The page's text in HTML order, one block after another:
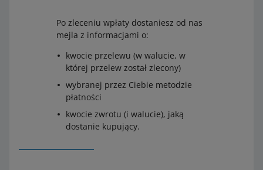
Po zleceniu wpłaty dostaniesz od nas
mejla z informacjami o:
kwocie przelewu (w walucie, w
której przelew został zlecony)
wybranej przez Ciebie metodzie
płatności
kwocie zwrotu (i walucie), jaką
dostanie kupujący.